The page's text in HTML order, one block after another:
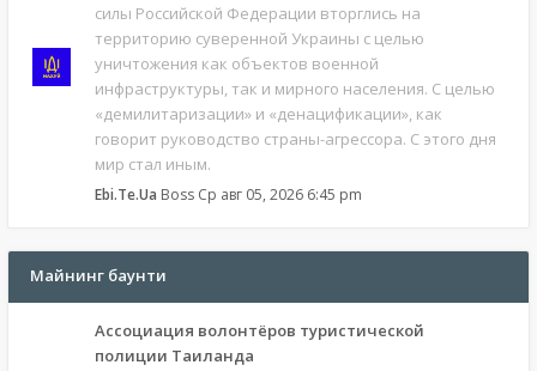
силы Российской Федерации вторглись на
территорию суверенной Украины с целью
уничтожения как объектов военной
инфраструктуры, так и мирного населения. С целью
«демилитаризации» и «денацификации», как
говорит руководство страны-агрессора. С этого дня
мир стал иным.
Ebi.Te.Ua Boss Ср авг 05, 2026 6:45 pm
Майнинг баунти
Ассоциация волонтёров туристической
полиции Таиланда